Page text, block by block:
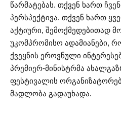
წარმატებას. თქვენ ხართ
პერსპექტივა. თქვენ ხართ
აქტიური, შემოქმედებითად
უკომპრომისო ადამიანები,
ქვეყნის ეროვნული
პრემიერ-მინისტრმა
ფესტივალის
მადლობა გადაუხადა.